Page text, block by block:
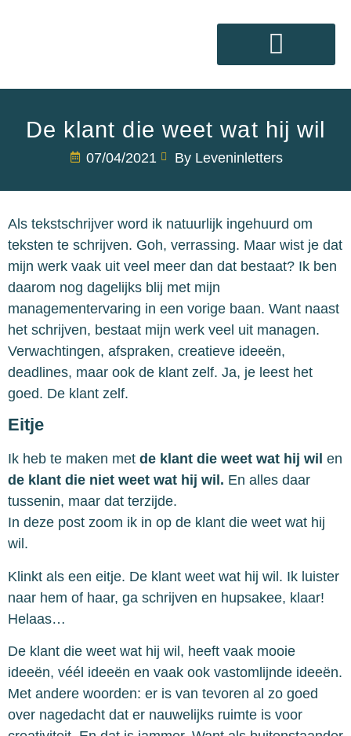
De klant die weet wat hij wil
07/04/2021 By Leveninletters
Als tekstschrijver word ik natuurlijk ingehuurd om
teksten te schrijven. Goh, verrassing. Maar wist je dat
mijn werk vaak uit veel meer dan dat bestaat? Ik ben
daarom nog dagelijks blij met mijn
managementervaring in een vorige baan⁠. Want naast
het schrijven, bestaat mijn werk veel uit managen.
Verwachtingen, afspraken, creatieve ideeën,
deadlines, maar ook de klant zelf. ⁠Ja, je leest het
goed. De klant zelf.
Eitje
Ik heb te maken met de klant die weet wat hij wil en
de klant die niet weet wat hij wil. En alles daar
tussenin, maar dat terzijde.
In deze post zoom ik in op de klant die weet wat hij
wil.
Klinkt als een eitje. De klant weet wat hij wil. Ik luister
naar hem of haar, ga schrijven en hupsakee, klaar!
Helaas…
De klant die weet wat hij wil, heeft vaak mooie
ideeën, véél ideeën en vaak ook vastomlijnde ideeën.
Met andere woorden: er is van tevoren al zo goed
over nagedacht dat er nauwelijks ruimte is voor